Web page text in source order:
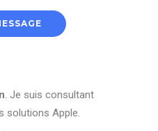
. Je suis consultant
solutions Apple.